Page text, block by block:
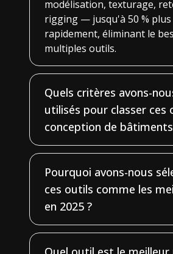
modélisation, texturage,
rigging — jusqu'à 50 % plus
rapidement, éliminant le
multiples outils.
Quels critères avons-
utilisés pour classer ces
conception de
Pourquoi avons-nous
ces outils comme les
en 2025 ?